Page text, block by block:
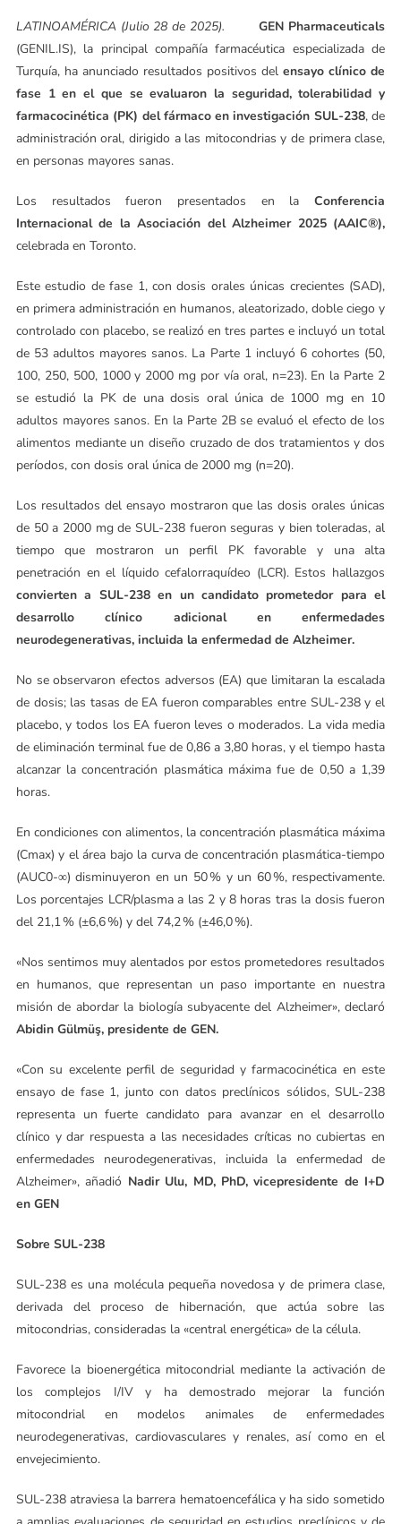
LATINOAMÉRICA (Julio 28 de 2025).GEN Pharmaceuticals
(GENIL.IS), la principal compañía farmacéutica especializada de
Turquía, ha anunciado resultados positivos delensayo clínico de
fase 1 en el que se evaluaron la seguridad, tolerabilidad y
farmacocinética (PK) del fármaco en investigación SUL-238, de
administración oral, dirigido a las mitocondrias y de primera clase,
en personas mayores sanas.
Los resultados fueron presentados en laConferencia
Internacional de la Asociación del Alzheimer 2025 (AAIC®),
celebrada en Toronto.
Este estudio de fase 1, con dosis orales únicas crecientes (SAD),
en primera administración en humanos, aleatorizado, doble ciego y
controlado con placebo, se realizó en tres partes e incluyó un total
de 53 adultos mayores sanos. La Parte 1 incluyó 6 cohortes (50,
100, 250, 500, 1000 y 2000 mg por vía oral, n=23). En la Parte 2
se estudió la PK de una dosis oral única de 1000 mg en 10
adultos mayores sanos. En la Parte 2B se evaluó el efecto de los
alimentos mediante un diseño cruzado de dos tratamientos y dos
períodos, con dosis oral única de 2000 mg (n=20).
Los resultados del ensayo mostraron que las dosis orales únicas
de 50 a 2000 mg de SUL-238 fueron seguras y bien toleradas, al
tiempo que mostraron un perfil PK favorable y una alta
penetración en el líquido cefalorraquídeo (LCR). Estos hallazgos
convierten a SUL-238 en un candidato prometedor para el
desarrollo clínico adicional en enfermedades
neurodegenerativas, incluida la enfermedad de Alzheimer.
No se observaron efectos adversos (EA) que limitaran la escalada
de dosis; las tasas de EA fueron comparables entre SUL-238 y el
placebo, y todos los EA fueron leves o moderados. La vida media
de eliminación terminal fue de 0,86 a 3,80 horas, y el tiempo hasta
alcanzar la concentración plasmática máxima fue de 0,50 a 1,39
horas.
En condiciones con alimentos, la concentración plasmática máxima
(Cmax) y el área bajo la curva de concentración plasmática-tiempo
(AUC0-∞) disminuyeron en un 50 % y un 60 %, respectivamente.
Los porcentajes LCR/plasma a las 2 y 8 horas tras la dosis fueron
del 21,1 % (±6,6 %) y del 74,2 % (±46,0 %).
«Nos sentimos muy alentados por estos prometedores resultados
en humanos, que representan un paso importante en nuestra
misión de abordar la biología subyacente del Alzheimer», declaró
Abidin Gülmüş, presidente de GEN.
«Con su excelente perfil de seguridad y farmacocinética en este
ensayo de fase 1, junto con datos preclínicos sólidos, SUL-238
representa un fuerte candidato para avanzar en el desarrollo
clínico y dar respuesta a las necesidades críticas no cubiertas en
enfermedades neurodegenerativas, incluida la enfermedad de
Alzheimer», añadió Nadir Ulu, MD, PhD, vicepresidente de I+D
en GEN
Sobre SUL-238
SUL-238 es una molécula pequeña novedosa y de primera clase,
derivada del proceso de hibernación, que actúa sobre las
mitocondrias, consideradas la «central energética» de la célula.
Favorece la bioenergética mitocondrial mediante la activación de
los complejos I/IV y ha demostrado mejorar la función
mitocondrial en modelos animales de enfermedades
neurodegenerativas, cardiovasculares y renales, así como en el
envejecimiento.
SUL-238 atraviesa la barrera hematoencefálica y ha sido sometido